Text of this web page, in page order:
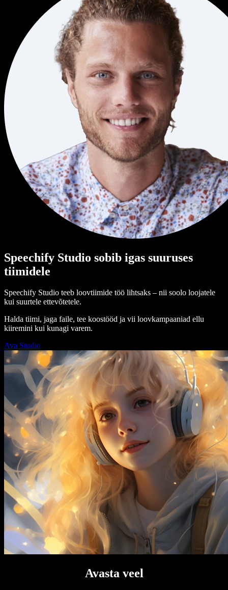
Speechify Studio sobib igas suuruses
tiimidele
Speechify Studio teeb loovtiimide töö lihtsaks – nii soolo loojatele
kui suurtele ettevõtetele.
Halda tiimi, jaga faile, tee koostööd ja vii loovkampaaniad ellu
kiiremini kui kunagi varem.
Ava Studio
Avasta veel